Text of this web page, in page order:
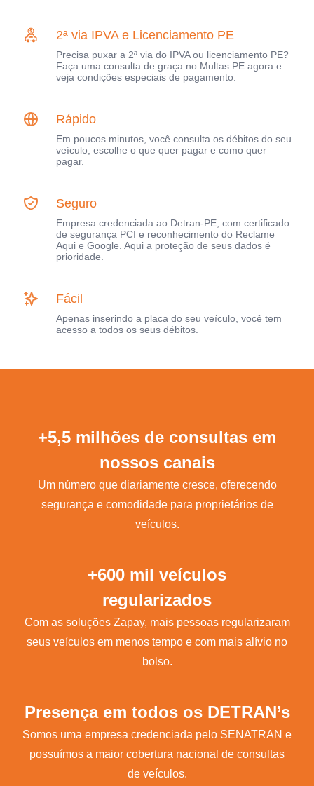
2ª via IPVA e Licenciamento PE
Precisa puxar a 2ª via do IPVA ou licenciamento PE?
Faça uma consulta de graça no Multas PE agora e
veja condições especiais de pagamento.
Rápido
Em poucos minutos, você consulta os débitos do seu
veículo, escolhe o que quer pagar e como quer
pagar.
Seguro
Empresa credenciada ao Detran-PE, com certificado
de segurança PCI e reconhecimento do Reclame
Aqui e Google. Aqui a proteção de seus dados é
prioridade.
Fácil
Apenas inserindo a placa do seu veículo, você tem
acesso a todos os seus débitos.
+5,5 milhões de consultas em
nossos canais
Um número que diariamente cresce, oferecendo
segurança e comodidade para proprietários de
veículos.
+600 mil veículos
regularizados
Com as soluções Zapay, mais pessoas regularizaram
seus veículos em menos tempo e com mais alívio no
bolso.
Presença em todos os DETRAN’s
Somos uma empresa credenciada pelo SENATRAN e
possuímos a maior cobertura nacional de consultas
de veículos.